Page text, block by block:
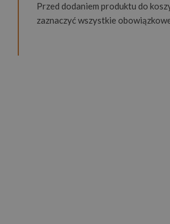
Przed dodaniem produktu do
zaznaczyć wszystkie